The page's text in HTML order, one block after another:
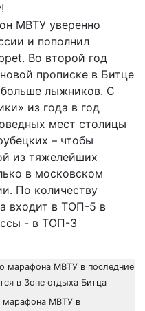
МВТУ уверенно
и пополнил
Во второй год
прописке в Битце
лыжников. С
из года в год
мест столицы
– чтобы
из тяжелейших
в московском
По количеству
входит в ТОП-5 в
- в ТОП-3
марафона МВТУ в